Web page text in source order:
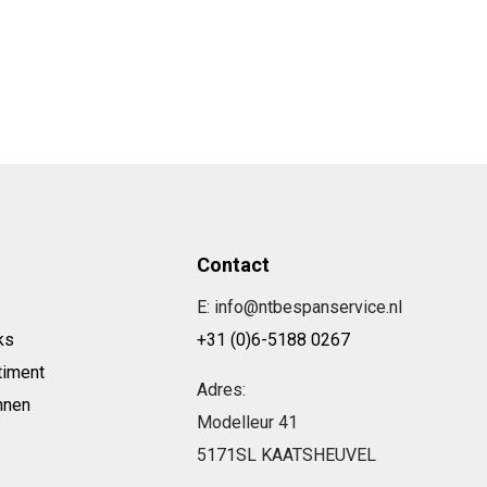
Contact
E: info@ntbespanservice.nl
+31 (0)6-5188 0267
Adres:
Modelleur 41
5171SL KAATSHEUVEL